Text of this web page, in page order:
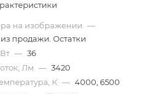
на изображении —
продажи. Остатки
— 36
Лм — 3420
К — 4000, 6500